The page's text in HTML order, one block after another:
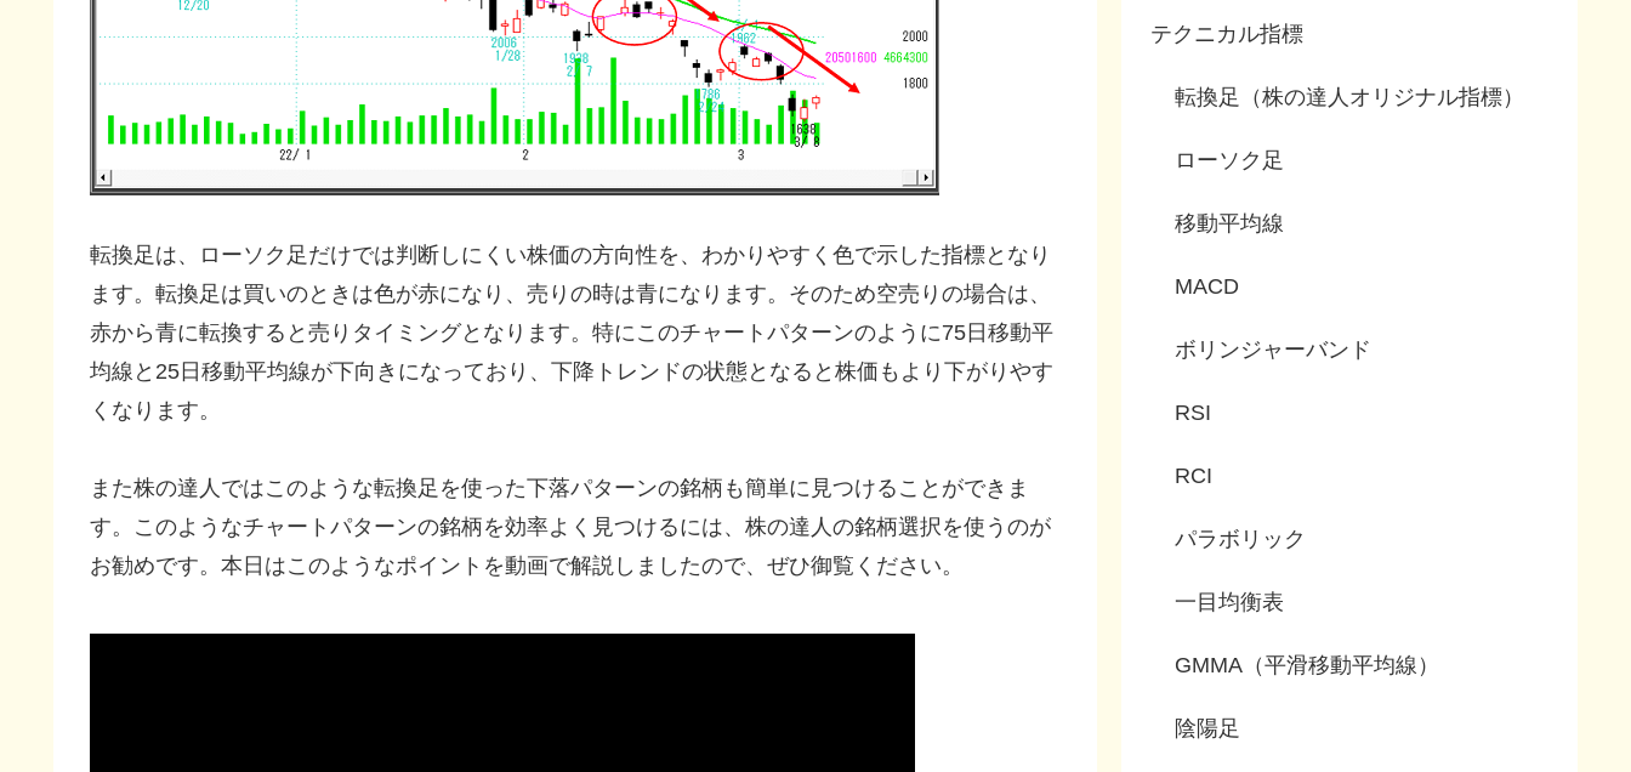
転換足は、ローソク足だけでは判断しにくい株価の方向性を、わかりやすく色で示した指標となり
ます。転換足は買いのときは色が赤になり、売りの時は青になります。そのため空売りの場合は、
赤から青に転換すると売りタイミングとなります。特にこのチャートパターンのように75日移動平
均線と25日移動平均線が下向きになっており、下降トレンドの状態となると株価もより下がりやす
くなります。
また株の達人ではこのような転換足を使った下落パターンの銘柄も簡単に見つけることができま
す。このようなチャートパターンの銘柄を効率よく見つけるには、株の達人の銘柄選択を使うのが
お勧めです。本日はこのようなポイントを動画で解説しましたので、ぜひ御覧ください。
テクニカル指標
転換足（株の達人オリジナル指標）
ローソク足
移動平均線
MACD
ボリンジャーバンド
RSI
RCI
パラボリック
一目均衡表
GMMA（平滑移動平均線）
陰陽足